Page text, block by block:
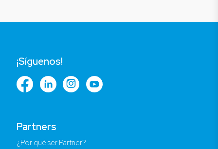
Partners
¿Por qué ser Partner?
¡Síguenos!